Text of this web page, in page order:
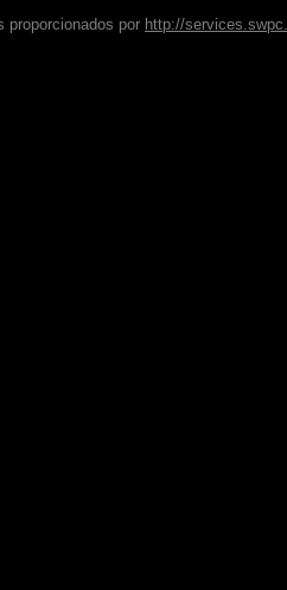
proporcionados por http://